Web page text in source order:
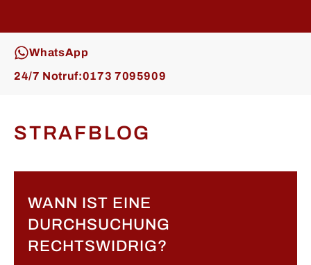
WhatsApp
24/7 Notruf:0173 7095909
STRAFBLOG
WANN IST EINE
DURCHSUCHUNG
RECHTSWIDRIG?